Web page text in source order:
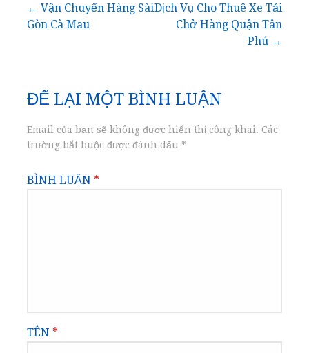
Điều
viết
← Vận Chuyển Hàng Sài
Gòn Cà Mau
Dịch Vụ Cho Thuê Xe Tải
Chở Hàng Quận Tân
Phú →
ĐỂ LẠI MỘT BÌNH LUẬN
Email của bạn sẽ không được hiển thị công khai. Các
trường bắt buộc được đánh dấu *
BÌNH LUẬN *
TÊN *